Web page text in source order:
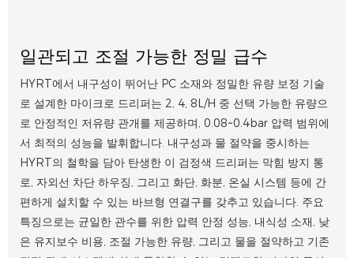
일관되고 조절 가능한 정밀 급수
HYRT에서 내구성이 뛰어난 PC 소재와 정밀한 유량 보정 기술
로 설계한 마이크로 드리퍼는 2, 4, 8L/H 중 선택 가능한 유량으
로 안정적인 저유량 관개를 제공하며, 0.08~0.4bar 압력 범위에
서 최적의 성능을 발휘합니다. 내구성과 물 절약을 중시하는
HYRT의 철학을 담아 탄생한 이 검정색 드리퍼는 막힘 방지 통
로, 자외선 차단 하우징, 그리고 화단, 화분, 온실 시스템 등에 간
편하게 설치할 수 있는 바브형 연결구를 갖추고 있습니다. 주요
특징으로는 균일한 관수를 위한 압력 안정 성능, 내식성 소재, 낮
은 유지보수 비용, 조절 가능한 유량, 그리고 물을 절약하고 기존